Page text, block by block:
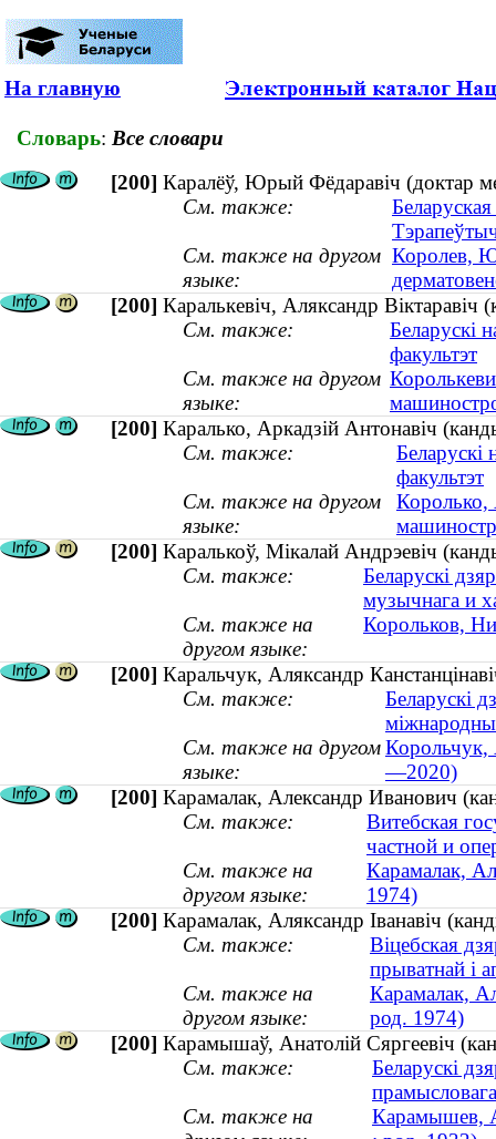
На главную
Словарь: Все словари
[200] Каралёў, Юрый Фёдаравіч (доктар
См. также:
См. также на другом
языке:
Королев,
[200] Каралькевіч, Аляксандр
См. также:
Беларускі
факультэт
См. также на другом
языке:
[200] Каралько, Аркадзій Антонавіч
См. также:
факультэт
См. также на другом
языке:
Королько,
[200] Каралькоў, Мікалай Андрэевіч
См. также:
Беларускі
музычнага и
См. также на
другом языке:
Корольков,
[200] Каральчук, Аляксандр
См. также:
Беларускі
См. также на другом
языке:
Корольчук,
—2020)
[200] Карамалак, Александр Иванович
См. также:
Витебская
частной и
См. также на
другом языке:
Карамалак,
1974)
[200] Карамалак, Аляксандр Іванавіч
См. также:
Віцебская
прыватнай і
См. также на
другом языке:
Карамалак,
род. 1974)
[200] Карамышаў, Анатолій Сяргеевіч
См. также:
Беларускі
См. также на
Карамышев,